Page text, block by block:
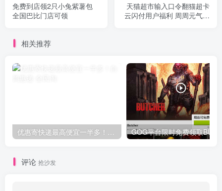
免费到店领2只小兔紫薯包
全国巴比门店可领
天猫超市输入口令翻猫超卡
云闪付用户福利 周周元气惊
相关推荐
评论 抢沙发